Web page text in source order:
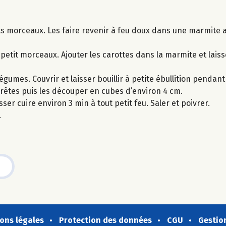
Les faire revenir à feu doux dans une marmite
morceaux. Ajouter les carottes dans la marmite et
Couvrir et laisser bouillir à petite ébullition
puis les découper en cubes d’environ 4 cm.
cuire environ 3 min à tout petit feu. Saler et poivrer.
légales Protection des données CGU